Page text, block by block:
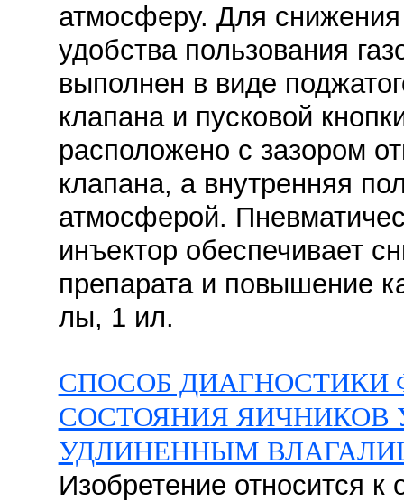
атмосферу. Для
удобства пользования
выполнен в виде
клапана и пусковой
расположено с зазором
клапана, а внутренняя
атмосферой.
инъектор обеспечивает
препарата и повышение
лы, 1 ил.
СПОСОБ ДИАГНОСТИКИ
СОСТОЯНИЯ
УДЛИНЕННЫМ
Изобретение относится к